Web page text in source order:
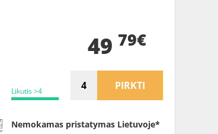
Likutis >4
49 79€
PIRKTI
Nemokamas pristatymas Lietuvoje*